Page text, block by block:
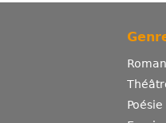
Poésie